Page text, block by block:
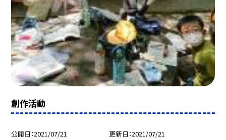
創作活動
公開日 2021/07/21 更新日 2021/07/21